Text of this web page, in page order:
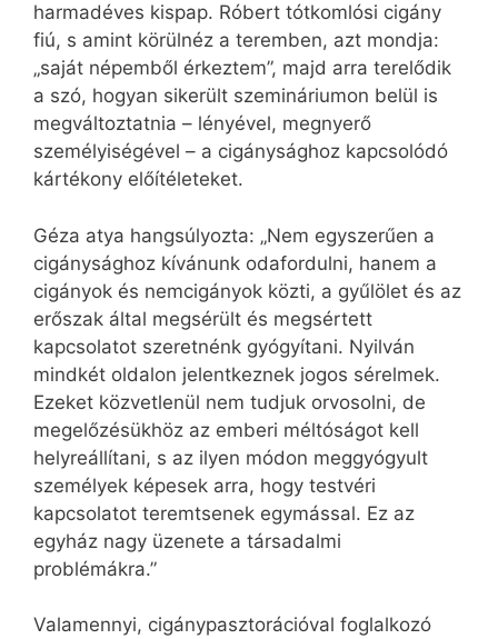
harmadéves kispap. Róbert tótkomlósi cigány
fiú, s amint körülnéz a teremben, azt mondja:
„saját népemből érkeztem”, majd arra terelődik
a szó, hogyan sikerült szemináriumon belül is
megváltoztatnia – lényével, megnyerő
személyiségével – a cigánysághoz kapcsolódó
kártékony előítéleteket.
Géza atya hangsúlyozta: „Nem egyszerűen a
cigánysághoz kívánunk odafordulni, hanem a
cigányok és nemcigányok közti, a gyűlölet és az
erőszak által megsérült és megsértett
kapcsolatot szeretnénk gyógyítani. Nyilván
mindkét oldalon jelentkeznek jogos sérelmek.
Ezeket közvetlenül nem tudjuk orvosolni, de
megelőzésükhöz az emberi méltóságot kell
helyreállítani, s az ilyen módon meggyógyult
személyek képesek arra, hogy testvéri
kapcsolatot teremtsenek egymással. Ez az
egyház nagy üzenete a társadalmi
problémákra.”
Valamennyi, cigánypasztorációval foglalkozó